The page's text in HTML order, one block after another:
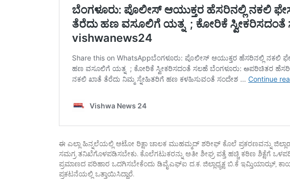
ಈ ಎಲ್ಲಾ ಹಿನ್ನಲೆಯಲ್ಲಿ ಆಟೋ ರಿಕ್ಷಾ ಚಾಲಕ ಮುಹಮ್ಮದ್ ಶರೀಫ್ ಕೊಲೆ ಪ್ರಕರಣವನ್ನು
ಸಮಗ್ರ ತನಿಖೆಗೊಳಪಡಿಸಬೇಕು. ಕೊಲೆಗಟುಕರನ್ನು ಅತೀ ಶೀಘ್ರ ಪತ್ತೆ ಹಚ್ಚಿ ಕಠಿಣ ಶಿಕ್ಷೆಗೆ
ಪ್ರಮಾಣದ ಪರಿಹಾರ ಒದಗಿಸಬೇಕೆಂದು ಡಿವೈಎಫ್ಐ ದ.ಕ. ಜಿಲ್ಲಾಧ್ಯಕ್ಷ ಬಿ.ಕೆ ಇಮ್ತಿಯಾಝ್,
ಪ್ರಕಟನೆಯಲ್ಲಿ ಒತ್ತಾಯಿಸಿದ್ದಾರೆ.